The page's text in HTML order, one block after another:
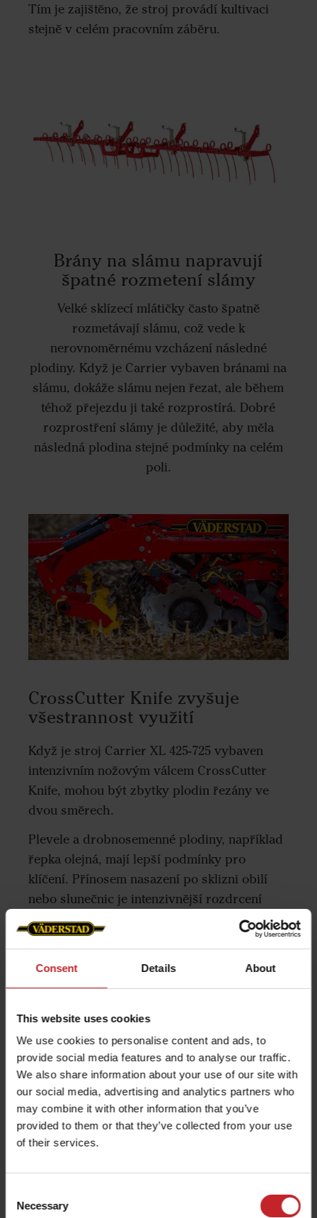
Consent Details About
This website uses cookies
We use cookies to personalise content and ads, to
provide social media features and to analyse our traffic.
We also share information about your use of our site with
our social media, advertising and analytics partners who
may combine it with other information that you’ve
provided to them or that they’ve collected from your use
of their services.
Selection
Necessary
Tím je zajištěno, že stroj provádí kultivaci
stejně v celém pracovním záběru.
Brány na slámu napravují
špatné rozmetení slámy
Velké sklízecí mlátičky často špatně
rozmetávají slámu, což vede k
nerovnoměrnému vzcházení následné
plodiny. Když je Carrier vybaven bránami na
slámu, dokáže slámu nejen řezat, ale během
téhož přejezdu ji také rozprostírá. Dobré
rozprostření slámy je důležité, aby měla
následná plodina stejné podmínky na celém
poli.
CrossCutter Knife zvyšuje
všestrannost využití
Když je stroj Carrier XL 425-725 vybaven
intenzivním nožovým válcem CrossCutter
Knife, mohou být zbytky plodin řezány ve
dvou směrech.
Plevele a drobnosemenné plodiny, například
řepka olejná, mají lepší podmínky pro
klíčení. Přínosem nasazení po sklizni obilí
nebo slunečnic je intenzivnější rozdrcení
stébel zajišťující jejich rychlejší rozložení.
Hodí se také pro ekonomické drcení a
perfektní urovnávání půdy